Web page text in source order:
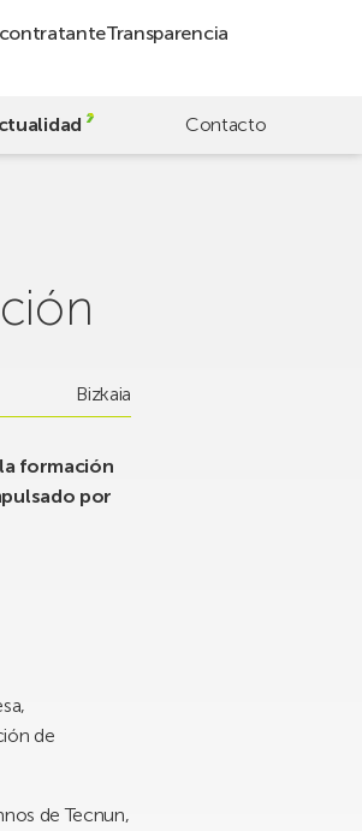
Transparencia
Contacto
Bizkaia
formación
por
de
de Tecnun,